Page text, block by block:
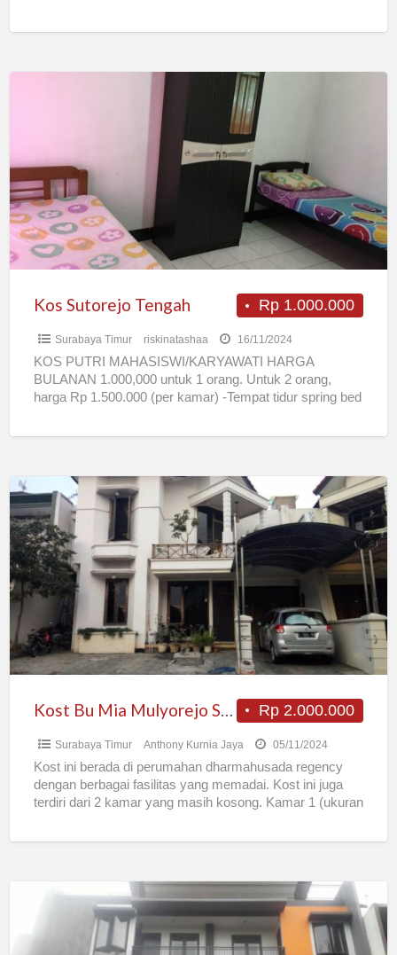
Rp 1.000.000
Kos Sutorejo Tengah
Surabaya Timur riskinatashaa 16/11/2024
KOS PUTRI MAHASISWI/KARYAWATI HARGA
BULANAN 1.000,000 untuk 1 orang. Untuk 2 orang,
harga Rp 1.500.000 (per kamar) -Tempat tidur spring bed
Kost
Bu
Mia
Mulyorejo
Surabaya
Rp 2.000.000
Kost Bu Mia Mulyorejo Surabaya
Surabaya Timur Anthony Kurnia Jaya 05/11/2024
Kost ini berada di perumahan dharmahusada regency
dengan berbagai fasilitas yang memadai. Kost ini juga
terdiri dari 2 kamar yang masih kosong. Kamar 1 (ukuran